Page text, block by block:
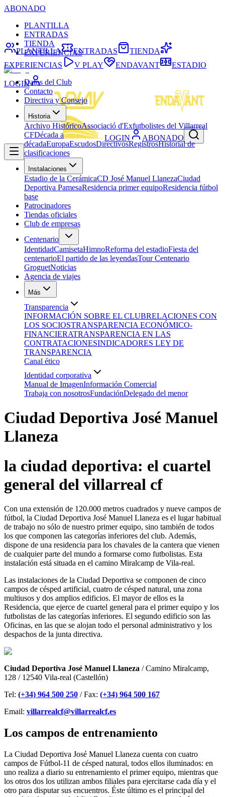
ABONADO
PLANTILLA
ENTRADAS
TIENDA
EXPERIENCIAS
LOGIN
LOGIN ABONADO
PLANTILLA ENTRADAS
TIENDA
EXPERIENCIAS
V PLAY ENDAVANT
ESTADIO
Datos del Club
Contacto
Directiva y Consejo
Historia
Archivo HistóricoAssociació d'Exfutbolistes del Villarreal
CFDécada a
décadaEuropaEscudosDirectivosRegistrosHistorial de
clasificaciones
Instalaciones
Estadio de la CerámicaCD José Manuel LlanezaCiudad
Deportiva PamesaResidencia primer equipoResidencia fútbol
base
Patrocinadores
Tiendas oficiales
Club de empresas
Centenario
IdentidadCamisetaHimnoReforma del estadioFiesta del
centenarioEl partido de las leyendasTour Centenario
GroguetNoticias
Agencia de viajes
Más
Transparencia
INFORMACIÓN SOBRE EL CLUBRELACIONES CON
LOS SOCIOSTRANSPARENCIA ECONÓMICO-
FINANCIERATRANSPARENCIA EN LAS
CONTRATACIONESINDICADORES LEY DE
TRANSPARENCIA
Canal ético
Identidad corporativa
Manual de ImagenInformación Comercial
Trabaja con nosotrosFundaciónDelegado del menor
Ciudad Deportiva José Manuel
Llaneza
la ciudad deportiva: el cuartel
general del villarreal cf
Con una extensión de 120.000 metros cuadrados y nueve campos de
fútbol, la Ciudad Deportiva José Manuel Llaneza es el lugar habitual
de trabajo no sólo de nuestro primer equipo, sino también de todos
los que componen las categorías inferiores del club. Además,
dispone de una residencia para los chavales de la cantera que vienen
de cualquier parte del mundo a formarse como futbolistas. Esta
instalación está situada en el camino Miralcamp de Vila-real.
Las instalaciones de la Ciudad Deportiva se componen de cinco
campos de césped artificial, cuatro de césped natural, una zona
multiusos y dos amplios edificios. El mayor de ellos es la
Residencia, que ejerce de cuartel general para el primer equipo y los
futbolistas de las categorías inferiores. El segundo edificio son las
Oficinas, en las que se alojan todo el personal administrativo y los
despachos de la junta directiva.
Ciudad Deportiva José Manuel Llaneza / Camino Miralcamp,
128 / 12540 Vila-real (Castellón)
Tel: (+34) 964 500 250 / Fax: (+34) 964 500 167
Email: villarrealcf@villarrealcf.es
Los campos de entrenamiento
La Ciudad Deportiva José Manuel Llaneza cuenta con cuatro
campos de Fútbol-11 de césped natural, todos ellos iluminados: en
uno realiza a diario su entrenamiento el primer equipo, mientras que
los otros dos los utilizan ambos filiales para ejercitarse cada día y el
otro para disputar sus encuentros. Éste último es el principal del